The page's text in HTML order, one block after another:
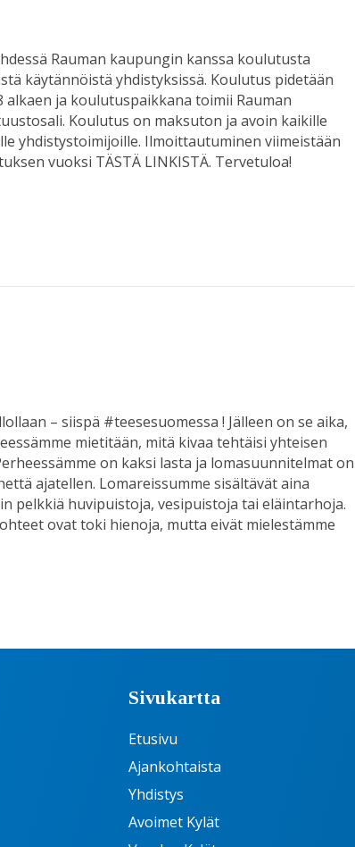
Rauman kaupungin kanssa koulutusta
käytännöistä yhdistyksissä. Koulutus pidetään
alkaen ja koulutuspaikkana toimii Rauman
Koulutus on maksuton ja avoin kaikille
yhdistystoimijoille. Ilmoittautuminen viimeistään
vuoksi TÄSTÄ LINKISTÄ. Tervetuloa!
– siispä #teesesuomessa ! Jälleen on se aika,
mietitään, mitä kivaa tehtäisi yhteisen
on kaksi lasta ja lomasuunnitelmat on
ajatellen. Lomareissumme sisältävät aina
pelkkiä huvipuistoja, vesipuistoja tai eläintarhoja.
ovat toki hienoja, mutta eivät mielestämme
Sivukartta
Etusivu
Ajankohtaista
Yhdistys
Avoimet Kylät